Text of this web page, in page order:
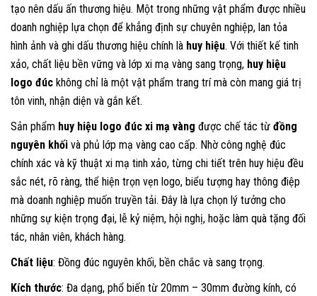
tạo nên dấu ấn thương hiệu. Một trong những vật phẩm được nhiều
doanh nghiệp lựa chọn để khẳng định sự chuyên nghiệp, lan tỏa
hình ảnh và ghi dấu thương hiệu chính là huy hiệu. Với thiết kế tinh
xảo, chất liệu bền vững và lớp xi mạ vàng sang trọng, huy hiệu
logo đúc không chỉ là một vật phẩm trang trí mà còn mang giá trị
tôn vinh, nhận diện và gắn kết.
Sản phẩm huy hiệu logo đúc xi mạ vàng được chế tác từ đồng
nguyên khối và phủ lớp mạ vàng cao cấp. Nhờ công nghệ đúc
chính xác và kỹ thuật xi mạ tinh xảo, từng chi tiết trên huy hiệu đều
sắc nét, rõ ràng, thể hiện trọn vẹn logo, biểu tượng hay thông điệp
mà doanh nghiệp muốn truyền tải. Đây là lựa chọn lý tưởng cho
những sự kiện trọng đại, lễ kỷ niệm, hội nghị, hoặc làm quà tặng đối
tác, nhân viên, khách hàng.
Chất liệu: Đồng đúc nguyên khối, bền chắc và sang trọng.
Kích thước: Đa dạng, phổ biến từ 20mm – 30mm đường kính, có